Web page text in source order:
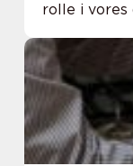
rolle i vores
knapper